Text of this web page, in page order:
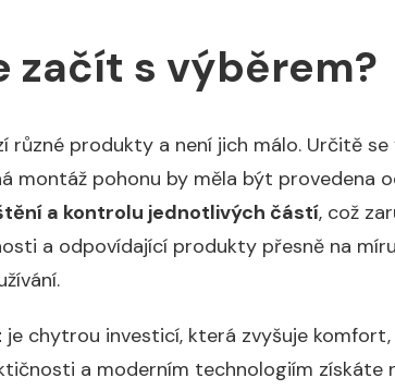
začít s výběrem?
různé produkty a není jich málo. Určitě
montáž pohonu by měla být provedena
a kontrolu jednotlivých částí, což
a odpovídající produkty přesně na
je chytrou investicí, která zvyšuje
a moderním technologiím získáte